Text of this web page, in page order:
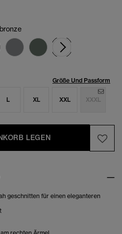
Größe Und Passform
L XL XXL XXXL
LEGEN
geschnitten für einen eleganteren